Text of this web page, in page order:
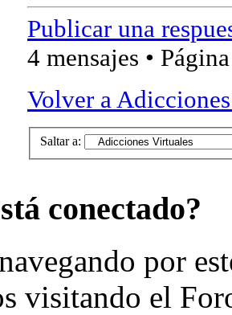
Publicar una
4 mensajes •
Volver a
Saltar a:
conectado?
por
visitando el